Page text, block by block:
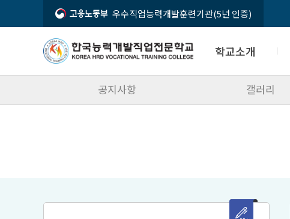
우수직업능력개발훈련기관(5년 인증)
학교소개
시설소개
입학상담문의
공지사항 갤러리